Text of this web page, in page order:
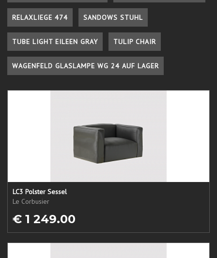
RELAXLIEGE 474 SANDOWS STUHL
TUBE LIGHT EILEEN GRAY TULIP CHAIR
WAGENFELD GLASLAMPE WG 24 AUF LAGER
LC3 Polster Sessel
Le Corbusier
€ 1 249.00